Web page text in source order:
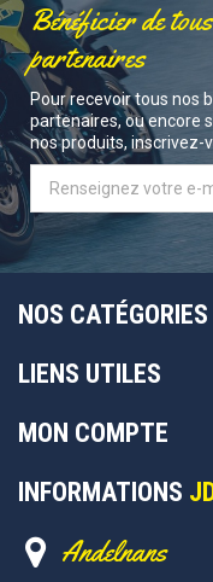
Bénéficier de
partenaires
Pour recevoir tous nos
partenaires, ou encore
nos produits, inscrivez-
NOS CATÉGORIES
LIENS UTILES
MON COMPTE
INFORMATIONS
Andelnans